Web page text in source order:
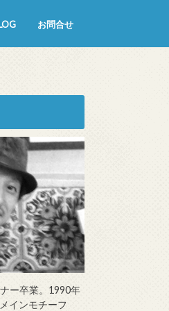
お問合せ
ー卒業。1990年
インモチーフ